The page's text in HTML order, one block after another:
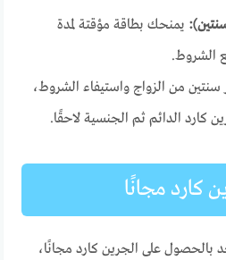
يمنحك بطاقة مؤقتة لمدة
الشروط.
سنتين من الزواج واستيفاء الشروط،
كارد الدائم ثم الجنسية لاحقًا.
كارد مجانًا
بالحصول على الجرين كارد مجانًا،